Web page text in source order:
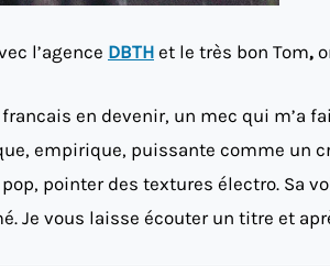
l’agence DBTH et le très bon Tom,
en devenir, un mec qui m’a
empirique, puissante comme un
pointer des textures électro. Sa
Je vous laisse écouter un titre et